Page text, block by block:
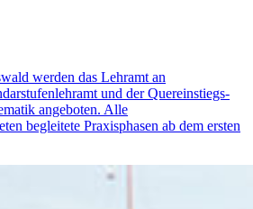
werden das Lehramt an
und der Quereinstiegs-
angeboten. Alle
begleitete Praxisphasen ab dem ersten